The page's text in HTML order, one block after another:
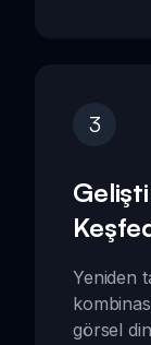
3
Yeniden
görsel